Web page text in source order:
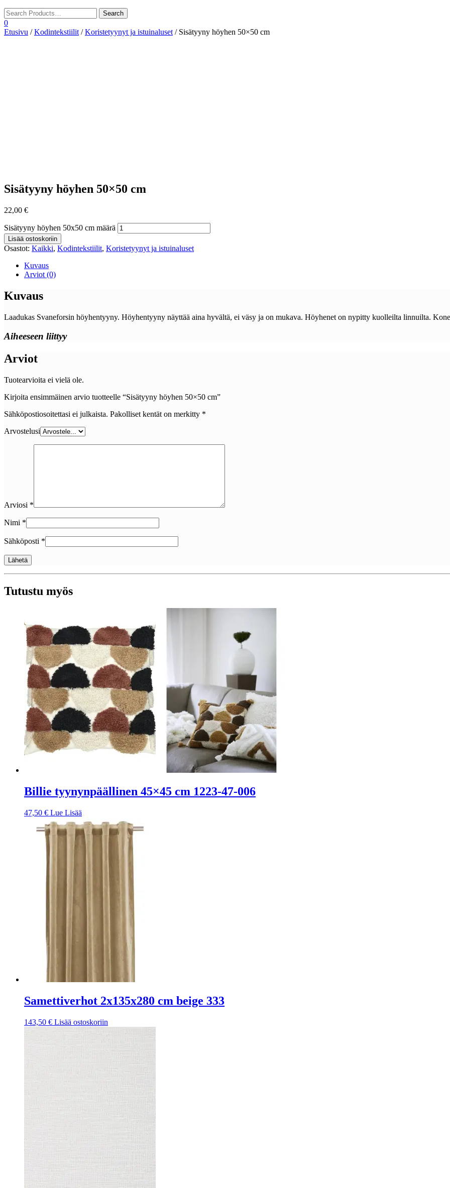
0
Etusivu /Kodintekstiilit /Koristetyynyt ja istuinaluset / Sisätyyny höyhen 50×50 cm
Sisätyyny höyhen 50×50 cm
22,00 €
Sisätyyny höyhen 50x50 cm määrä
Lisää ostoskoriin
Osastot: Kaikki, Kodintekstiilit, Koristetyynyt ja istuinaluset
Kuvaus
Arviot (0)
Kuvaus
Laadukas Svaneforsin höyhentyyny. Höyhentyyny näyttää aina hyvältä, ei väsy ja on mukava. Höyhenet on nypitty kuolleilta linnuilta.
Aiheeseen liittyy
Arviot
Tuotearvioita ei vielä ole.
Kirjoita ensimmäinen arvio tuotteelle “Sisätyyny höyhen 50×50 cm”
Sähköpostiosoitettasi ei julkaista. Pakolliset kentät on merkitty *
Arvostelusi
Arviosi *
Nimi *
Sähköposti *
Tutustu myös
Billie tyynynpäällinen 45×45 cm 1223-47-006
47,50 € Lue Lisää
Samettiverhot 2x135x280 cm beige 333
143,50 € Lisää ostoskoriin